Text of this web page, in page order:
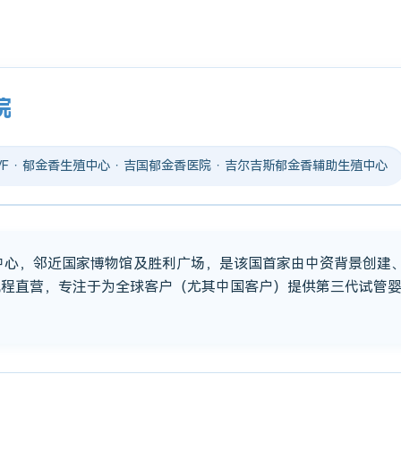
· 郁金香生殖中心 · 吉国郁金香医院 · 吉尔吉斯郁金香辅助生殖中心
，邻近国家博物馆及胜利广场，是该国首家由中资背景创建
直营，专注于为全球客户（尤其中国客户）提供第三代试管